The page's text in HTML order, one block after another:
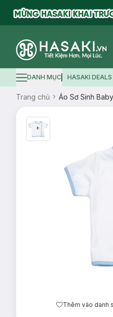
Logo
Hamburger icon
DANH MỤC HASAKI DEALS
Trang chủ Áo Sơ Sinh
Thêm vào danh